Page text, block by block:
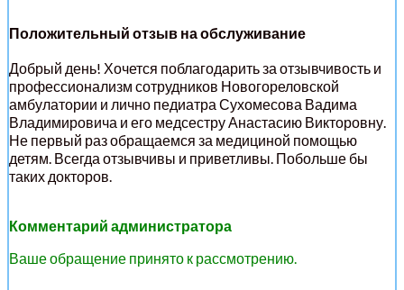
Положительный отзыв на обслуживание
Добрый день! Хочется поблагодарить за отзывчивость и
профессионализм сотрудников Новогореловской
амбулатории и лично педиатра Сухомесова Вадима
Владимировича и его медсестру Анастасию Викторовну.
Не первый раз обращаемся за медициной помощью
детям. Всегда отзывчивы и приветливы. Побольше бы
таких докторов.
Комментарий администратора
Ваше обращение принято к рассмотрению.